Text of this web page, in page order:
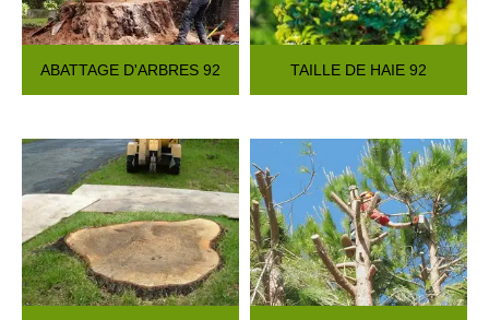
ABATTAGE D'ARBRES 92 TAILLE DE HAIE 92